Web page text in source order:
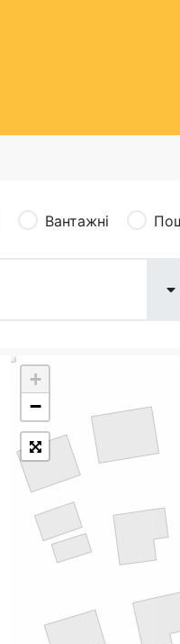
Вантажні
Укрпошта
«Пріоритетний»
Укрпошта
Доставка за
Прийом
+
−